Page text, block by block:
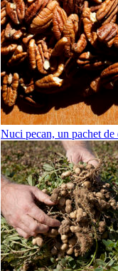
Nuci pecan, un pachet